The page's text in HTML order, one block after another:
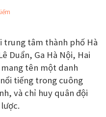
trung tâm thành phố Hà
Duẩn, Ga Hà Nội, Hai
mang tên một danh
tiếng trong cuông
và chỉ huy quân đội